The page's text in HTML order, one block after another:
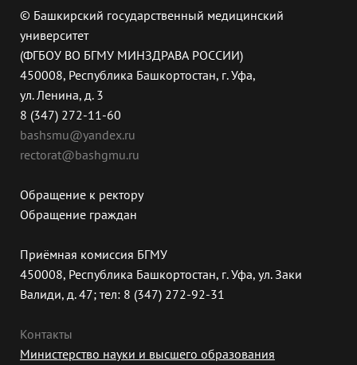
© Башкирский государственный медицинский
университет
(ФГБОУ ВО БГМУ МИНЗДРАВА РОССИИ)
450008, Республика Башкортостан, г. Уфа,
ул. Ленина, д. 3
8 (347) 272-11-60
bashsmu@yandex.ru
rectorat@bashgmu.ru
Обращение к ректору
Обращение граждан
Приёмная комиссия БГМУ
450008, Республика Башкортостан, г. Уфа, ул. Заки
Валиди, д. 47; тел: 8 (347) 272-92-31
Контакты
Министерство науки и высшего образования